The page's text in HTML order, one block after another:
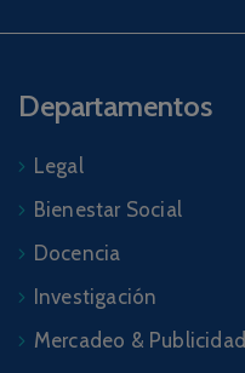
Departamentos
Legal
Bienestar Social
Docencia
Investigación
Mercadeo & Publicidad